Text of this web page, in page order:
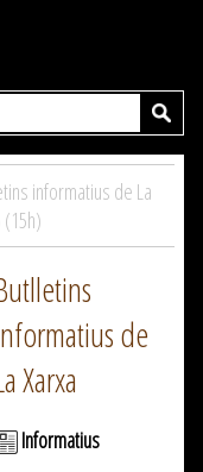
informatius de La
de
Xarxa
Informatius